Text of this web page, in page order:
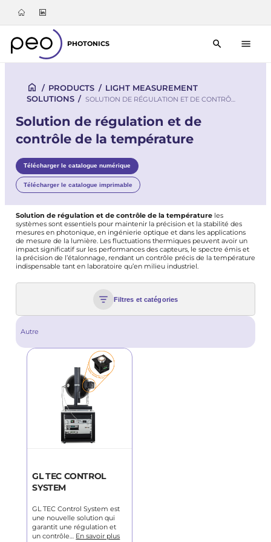
PHOTONICS
/ PRODUCTS / LIGHT MEASUREMENT
SOLUTIONS / SOLUTION DE RÉGULATION ET DE CONTRÔ…
Solution de régulation et de
contrôle de la température
Télécharger le catalogue numérique
Télécharger le catalogue imprimable
Solution de régulation et de contrôle de la températureles
systèmes sont essentiels pour maintenir la précision et la stabilité des
mesures en photonique, en ingénierie optique et dans les applications
de mesure de la lumière. Les fluctuations thermiques peuvent avoir un
impact significatif sur les performances des capteurs, le spectre émis et
la précision de l’étalonnage, rendant un contrôle précis de la température
indispensable tant en laboratoire qu’en milieu industriel.
Filtres et catégories
Autre
GL TEC CONTROL
SYSTEM
GL TEC Control System est
une nouvelle solution qui
garantit une régulation et
un contrôle… En savoir plus